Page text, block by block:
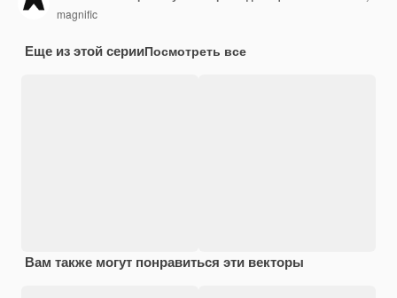
magnific
Еще из этой серииПосмотреть все
Вам также могут понравиться эти векторы